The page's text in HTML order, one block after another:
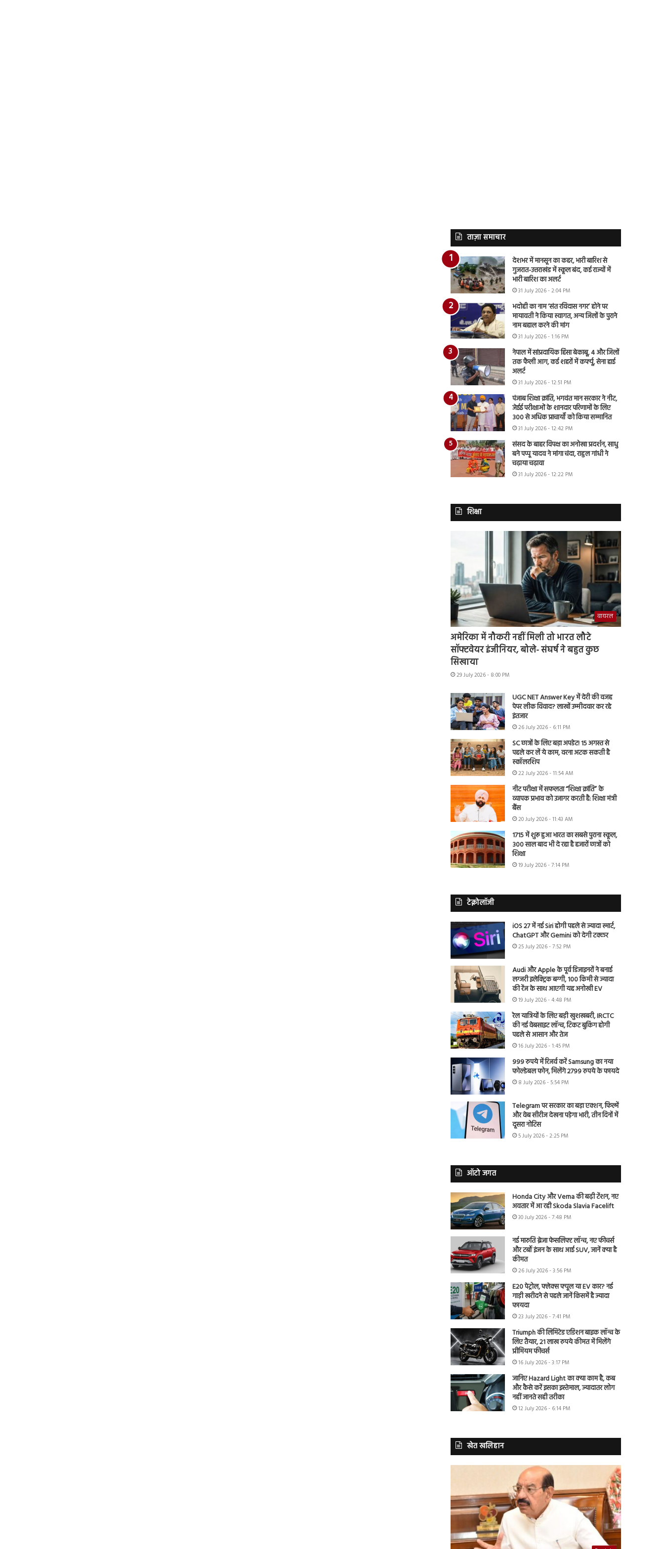
ताज़ा समाचार
देशभर में मानसून का कहर, भारी बारिश से
गुजरात-उत्तराखंड में स्कूल बंद, कई राज्यों में
भारी बारिश का अलर्ट
31 July 2026 - 2:04 PM
भदोही का नाम ‘संत रविदास नगर’ होने पर
मायावती ने किया स्वागत, अन्य जिलों के पुराने
नाम बहाल करने की मांग
31 July 2026 - 1:16 PM
नेपाल में सांप्रदायिक हिंसा बेकाबू, 4 और जिलों
तक फैली आग, कई शहरों में कर्फ्यू, सेना हाई
अलर्ट
31 July 2026 - 12:51 PM
पंजाब शिक्षा क्रांति, भगवंत मान सरकार ने नीट,
जेईई परीक्षाओं के शानदार परिणामों के लिए
300 से अधिक प्राचार्यों को किया सम्मानित
31 July 2026 - 12:42 PM
संसद के बाहर विपक्ष का अनोखा प्रदर्शन, साधु
बने पप्पू यादव ने मांगा चंदा, राहुल गांधी ने
चढ़ाया चढ़ावा
31 July 2026 - 12:22 PM
शिक्षा
वायरल
अमेरिका में नौकरी नहीं मिली तो भारत लौटे
सॉफ्टवेयर इंजीनियर, बोले- संघर्ष ने बहुत कुछ
सिखाया
29 July 2026 - 8:00 PM
UGC NET Answer Key में देरी की वजह
पेपर लीक विवाद? लाखों उम्मीदवार कर रहे
इंतजार
26 July 2026 - 6:11 PM
SC छात्रों के लिए बड़ा अपडेट! 15 अगस्त से
पहले कर लें ये काम, वरना अटक सकती है
स्कॉलरशिप
22 July 2026 - 11:54 AM
नीट परीक्षा में सफलता “शिक्षा क्रांति” के
व्यापक प्रभाव को उजागर करती है: शिक्षा मंत्री
बैंस
20 July 2026 - 11:43 AM
1715 में शुरू हुआ भारत का सबसे पुराना स्कूल,
300 साल बाद भी दे रहा है हजारों छात्रों को
शिक्षा
19 July 2026 - 7:14 PM
टेक्नोलॉजी
iOS 27 में नई Siri होगी पहले से ज्यादा स्मार्ट,
ChatGPT और Gemini को देगी टक्कर
25 July 2026 - 7:52 PM
Audi और Apple के पूर्व डिजाइनरों ने बनाई
लग्जरी इलेक्ट्रिक बग्गी, 100 किमी से ज्यादा
की रेंज के साथ आएगी यह अनोखी EV
19 July 2026 - 4:48 PM
रेल यात्रियों के लिए बड़ी खुशखबरी, IRCTC
की नई वेबसाइट लॉन्च, टिकट बुकिंग होगी
पहले से आसान और तेज
16 July 2026 - 1:45 PM
999 रुपये में रिजर्व करें Samsung का नया
फोल्डेबल फोन, मिलेंगे 2799 रुपये के फायदे
8 July 2026 - 5:54 PM
Telegram पर सरकार का बड़ा एक्शन, फिल्में
और वेब सीरीज देखना पड़ेगा भारी, तीन दिनों में
दूसरा नोटिस
5 July 2026 - 2:25 PM
ऑटो जगत
Honda City और Verna की बढ़ी टेंशन, नए
अवतार में आ रही Skoda Slavia Facelift
30 July 2026 - 7:48 PM
नई मारुति ब्रेजा फेसलिफ्ट लॉन्च, नए फीचर्स
और टर्बो इंजन के साथ आई SUV, जानें क्या है
कीमत
26 July 2026 - 3:56 PM
E20 पेट्रोल, फ्लेक्स फ्यूल या EV कार? नई
गाड़ी खरीदने से पहले जानें किसमें है ज्यादा
फायदा
23 July 2026 - 7:41 PM
Triumph की लिमिटेड एडिशन बाइक लॉन्च के
लिए तैयार, 21 लाख रुपये कीमत में मिलेंगे
प्रीमियम फीचर्स
16 July 2026 - 3:17 PM
जानिए Hazard Light का क्या काम है, कब
और कैसे करें इसका इस्तेमाल, ज्यादातर लोग
नहीं जानते सही तरीका
12 July 2026 - 6:14 PM
खेत खलिहान